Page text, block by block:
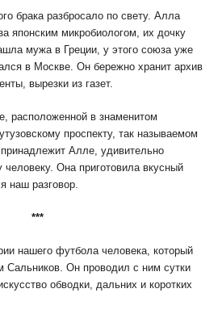
брака разбросало по свету. Алла
японским микробиологом, их дочку
мужа в Греции, у этого союза уже
в Москве. Он бережно хранит архив
вырезки из газет.
расположенной в знаменитом
проспекту, так называемом
Алле, удивительно
Она приготовила вкусный
наш разговор.
***
нашего футбола человека, который
Он проводил с ним сутки
обводки, дальних и коротких